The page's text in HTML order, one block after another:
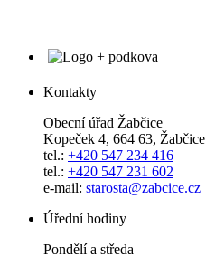
Kontakty
Obecní úřad Žabčice
Kopeček 4, 664 63, Žabčice
tel.: +420 547 234 416
tel.: +420 547 231 602
e-mail: starosta@zabcice.cz
Úřední hodiny
Pondělí a středa